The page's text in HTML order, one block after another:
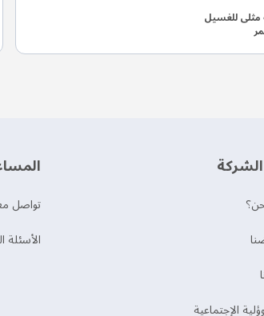
مثلى للغسيل
الإجتماعية
تواصل
الأسئلة